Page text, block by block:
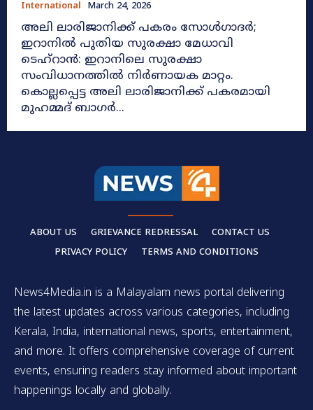
International March 24, 2026
അലി ലാരിജാനിക്ക് പകരം സോൾഗാദർ;
ഇറാനിൽ പുതിയ സുരക്ഷാ മേധാവി
ടെഹ്റാൻ: ഇറാനിലെ സുരക്ഷാ
സംവിധാനത്തിൽ നിർണായക മാറ്റം.
കൊല്ലപ്പെട്ട അലി ലാരിജാനിക്ക് പകരമായി
മുഹമ്മദ് ബാഗർ...
ABOUT US GRIEVANCE REDRESSAL
CONTACT US
PRIVACY POLICY
TERMS AND CONDITIONS
News4Media.in is a Malayalam news portal delivering
the latest updates across various categories, including
Kerala, India, international news, sports, entertainment,
and more. It offers comprehensive coverage of current
events, ensuring readers stay informed about important
happenings locally and globally.